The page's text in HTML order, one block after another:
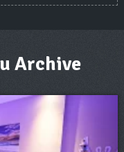
Archive